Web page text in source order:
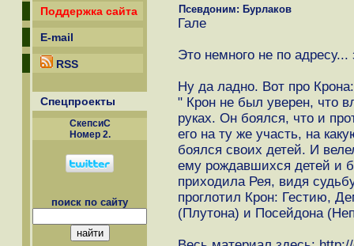
Поддержка сайта
E-mail
RSS
Спецпроекты
СкепсиС
Номер 2.
поиск по сайту
Псевдоним: Бурлаков
Гале
Это немного не по
Ну да ладно. Вот про Крона:
" Крон не был уверен, что
руках. Он боялся, что и
его на ту же участь, на
боялся своих детей. И
ему рождавшихся детей и
приходила Рея, видя
проглотил Крон: Гестию,
(Плутона) и Посейдона